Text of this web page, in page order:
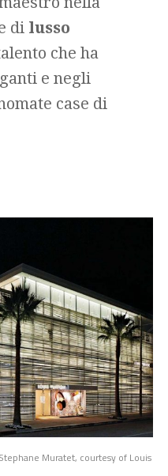
di lusso
che ha
e negli
case di
Muratet, courtesy of Louis